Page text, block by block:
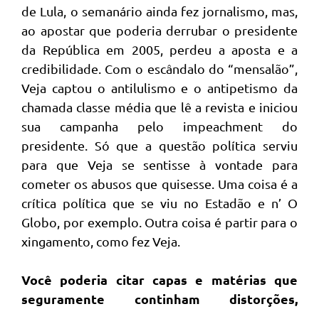
de Lula, o semanário ainda fez jornalismo, mas,
ao apostar que poderia derrubar o presidente
da República em 2005, perdeu a aposta e a
credibilidade. Com o escândalo do “mensalão”,
Veja captou o antilulismo e o antipetismo da
chamada classe média que lê a revista e iniciou
sua campanha pelo impeachment do
presidente. Só que a questão política serviu
para que Veja se sentisse à vontade para
cometer os abusos que quisesse. Uma coisa é a
crítica política que se viu no Estadão e n’ O
Globo, por exemplo. Outra coisa é partir para o
xingamento, como fez Veja.
Você poderia citar capas e matérias que
seguramente continham distorções,